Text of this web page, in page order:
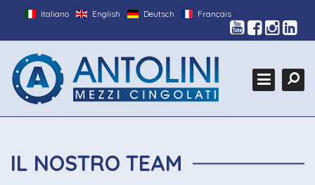
Italiano English Deutsch Français
Cerca
IL NOSTRO TEAM
HOME
L'AZIENDA
PRODOTTI
MEZZI CUSTOM